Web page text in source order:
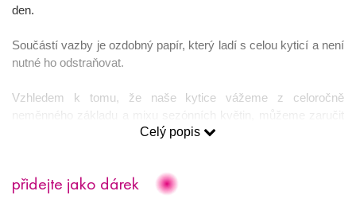
den.
Součástí vazby je ozdobný papír, který ladí s celou kyticí a není
nutné ho odstraňovat.
Vzhledem k tomu, že naše kytice vážeme z celoročně
neměnného základu a mixu sezónních květin, můžeme zaručit
nejvyšší kvalitu a maximální čerstvost vazby
Celý popis
přidejte jako dárek